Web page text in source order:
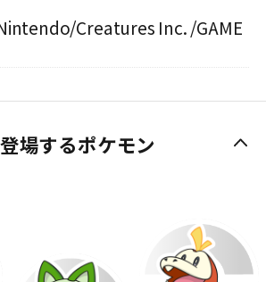
Creatures Inc. /GAME
場するポケモン